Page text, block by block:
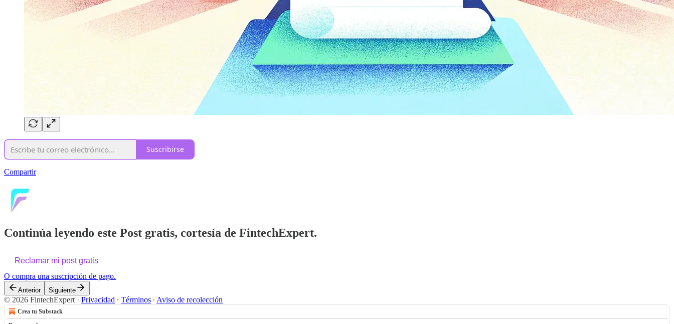
Suscribirse
Compartir
Continúa leyendo este Post gratis, cortesía de FintechExpert.
Reclamar mi post gratis
O compra una suscripción de pago.
Anterior Siguiente
© 2026 FintechExpert · Privacidad ∙ Términos ∙ Aviso de recolección
Crea tu Substack